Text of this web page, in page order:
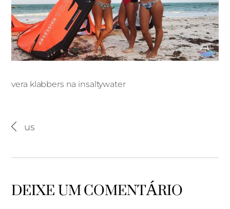
vera klabbers na insaltywater
us
DEIXE UM COMENTÁRIO